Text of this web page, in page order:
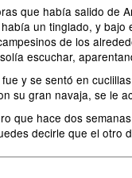
que había salido de
un tinglado, y
de los
escuchar,
y se sentó en
su gran navaja, se le
que hace dos
decirle que el otro